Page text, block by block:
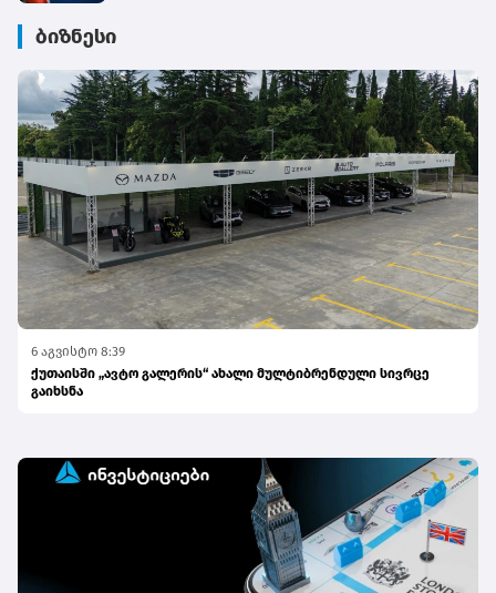
ბიზნესი
6 აგვისტო 8:39
ქუთაისში „ავტო გალერის“ ახალი მულტიბრენდული სივრცე
გაიხსნა